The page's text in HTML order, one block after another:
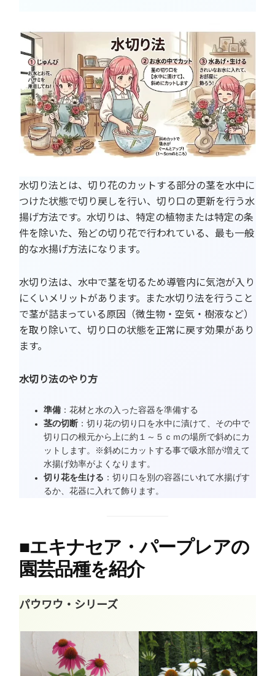
水切り法とは、切り花のカットする部分の茎を水中に
つけた状態で切り戻しを行い、切り口の更新を行う水
揚げ方法です。水切りは、特定の植物または特定の条
件を除いた、殆どの切り花で行われている、最も一般
的な水揚げ方法になります。
水切り法は、水中で茎を切るため導管内に気泡が入り
にくいメリットがあります。また水切り法を行うこと
で茎が詰まっている原因（微生物・空気・樹液など）
を取り除いて、切り口の状態を正常に戻す効果があり
ます。
水切り法のやり方
準備 ：花材と水の入った容器を準備する
茎の切断 ：切り花の切り口を水中に漬けて、その中で
切り口の根元から上に約１～５ｃｍの場所で斜めにカ
ットします。※斜めにカットする事で吸水部が増えて
水揚げ効率がよくなります。
切り花を生ける ：切り口を別の容器にいれて水揚げす
るか、花器に入れて飾ります。
■エキナセア・パープレアの
園芸品種を紹介
パウワウ・シリーズ